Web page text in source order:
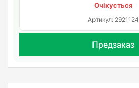
Очікується
Артикул: 2921124
Предзаказ